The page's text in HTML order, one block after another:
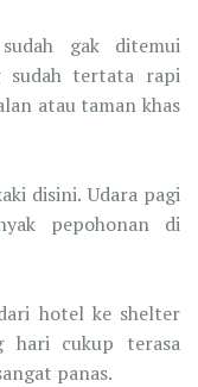
gak ditemui
sudah tertata rapi
atau taman khas
disini. Udara pagi
pepohonan di
hotel ke shelter
hari cukup terasa
panas.